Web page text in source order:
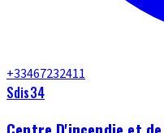
+33467232411
Sdis34